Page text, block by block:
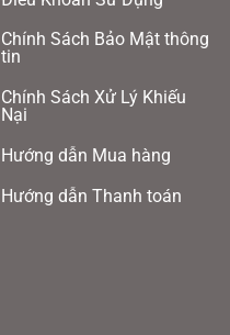
Chính Sách Bảo Mật thông
tin
Chính Sách Xử Lý Khiếu
Nại
Hướng dẫn Mua hàng
Hướng dẫn Thanh toán